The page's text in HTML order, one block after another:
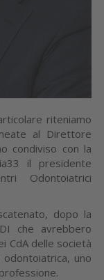
riteniamo
al Direttore
condiviso con la
il presidente
Odontoiatrici
dopo la
che avrebbero
CdA delle società
uno